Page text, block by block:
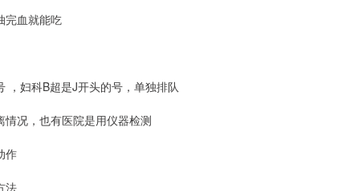
完血就能吃
，妇科B超是J开头的号，单独排队
况，也有医院是用仪器检测
作
法